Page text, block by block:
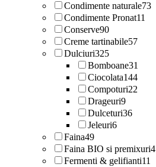
Condimente naturale73
Condimente Pronat11
Conserve90
Creme tartinabile57
Dulciuri325
Bomboane31
Ciocolata144
Compoturi22
Drageuri9
Dulceturi36
Jeleuri6
Faina49
Faina BIO si premixuri4
Fermenti & gelifianti11